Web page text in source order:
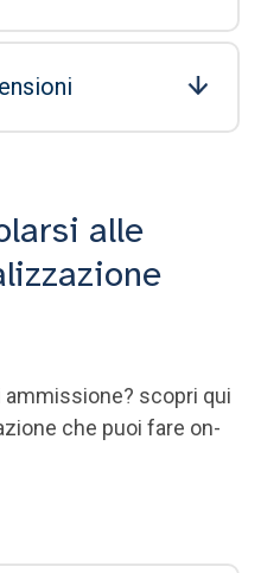
alle
scopri qui
che puoi fare on-